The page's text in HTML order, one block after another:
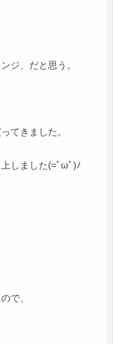
ジ、だと思う。
てきました。
しました(=ﾟωﾟ)ﾉ
で、